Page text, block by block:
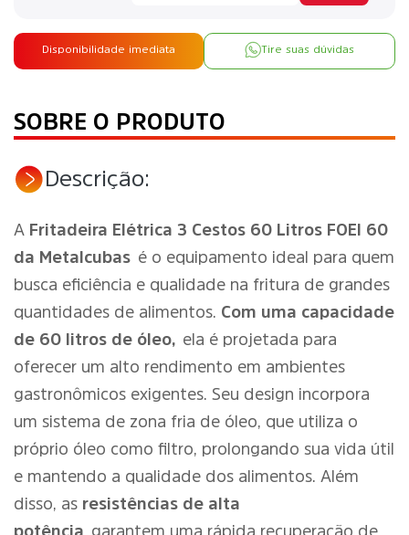
Disponibilidade imediata Tire suas dúvidas
SOBRE O PRODUTO
Descrição:
A Fritadeira Elétrica 3 Cestos 60 Litros FOEI 60
da Metalcubas é o equipamento ideal para quem
busca eficiência e qualidade na fritura de grandes
quantidades de alimentos. Com uma capacidade
de 60 litros de óleo, ela é projetada para
oferecer um alto rendimento em ambientes
gastronômicos exigentes. Seu design incorpora
um sistema de zona fria de óleo, que utiliza o
próprio óleo como filtro, prolongando sua vida útil
e mantendo a qualidade dos alimentos. Além
disso, as resistências de alta
potência garantem uma rápida recuperação de